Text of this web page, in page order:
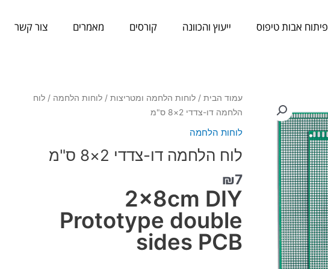
פיתוח אבות טיפוס ייעוץ והכוונה קורסים מאמרים צור קשר
עמוד הבית/ לוחות הלחמה ומטריצות/ לוחות הלחמה / לוח
הלחמה דו-צדדי 2×8 ס"מ
לוחות הלחמה
לוח הלחמה דו-צדדי 2×8 ס"מ
₪7
2x8cm DIY
Prototype double
sides PCB
כמות
של
לוח
דו-צדדי
ס"מ